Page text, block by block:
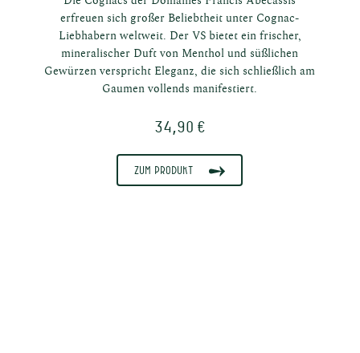
erfreuen sich großer Beliebtheit unter Cognac-
Liebhabern weltweit. Der VS bietet ein frischer,
mineralischer Duft von Menthol und süßlichen
Gewürzen verspricht Eleganz, die sich schließlich am
Gaumen vollends manifestiert.
34,90 €
Zum Produkt